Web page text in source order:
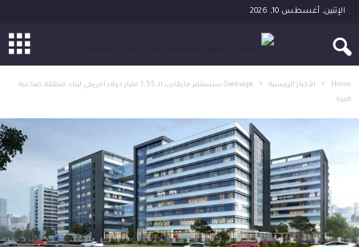
الإثنين, أغسطس 10, 2026
Home الأخبار الرئيسية
Geekvape ستستثمر مايقارب الـ 1.55 مليار دولار أمريكي لبناء منطقة صناعية
كبيرة